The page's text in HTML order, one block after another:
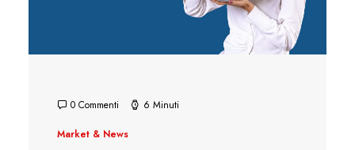
0 Commenti 6 Minuti
Market & News